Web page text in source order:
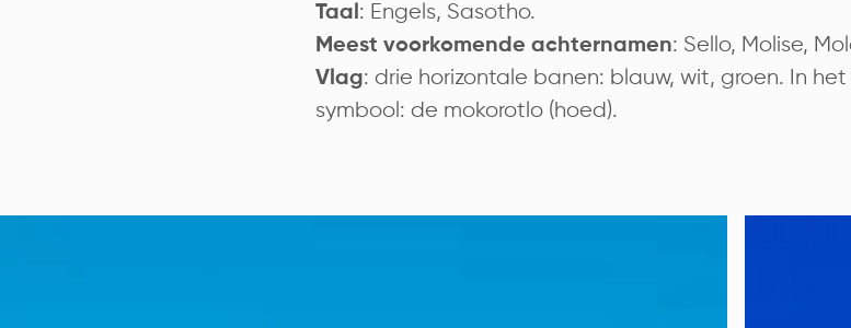
Taal: Engels, Sasotho.
Meest voorkomende achternamen: Sello, Molise,
Vlag: drie horizontale banen: blauw, wit, groen. In
symbool: de mokorotlo (hoed).